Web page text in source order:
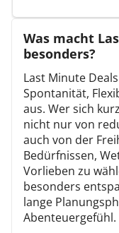
Was macht
besonders?
Last Minute
Spontanität,
aus. Wer sich
nicht nur von
auch von der
Bedürfnissen,
Vorlieben zu
besonders
lange
Abenteuergefühl.